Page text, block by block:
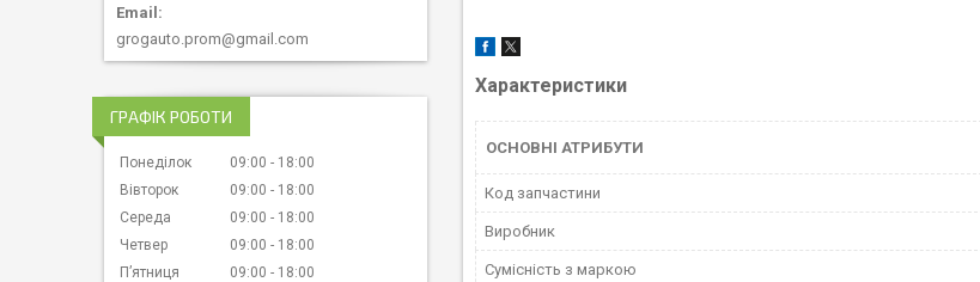
Характеристики
ОСНОВНІ АТРИБУТИ
Код запчастини
Виробник
Сумісність з маркою
grogauto.prom@gmail.com
ГРАФІК РОБОТИ
Понеділок 09:00
18:00
Вівторок
09:00
18:00
Середа
09:00
18:00
Четвер
09:00
18:00
Пʼятниця
09:00
18:00